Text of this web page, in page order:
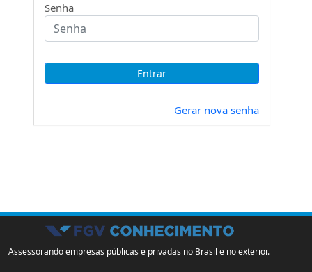
Senha
Gerar nova senha
Assessorando empresas públicas e privadas no Brasil e no exterior.